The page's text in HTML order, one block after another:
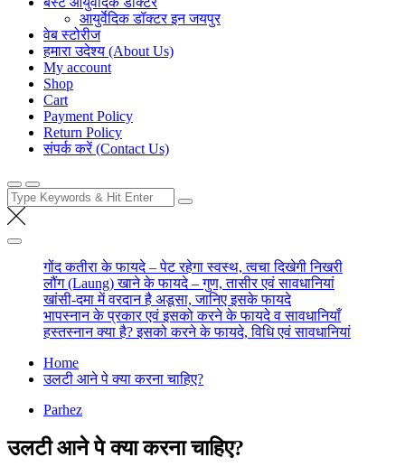
आयुर्वेदिक डॉक्टर इन जयपुर
वेब स्टोरीज
हमारा उदेश्य (About Us)
My account
Shop
Cart
Payment Policy
Return Policy
संपर्क करें (Contact Us)
Search
for:
गोंद कतीरा के फायदे – पेट रहेगा स्वस्थ, त्वचा दिखेगी निखरी
लौंग (Laung) खाने के फायदे – गुण, तासीर एवं सावधानियां
खांसी-दमा में वरदान है अडूसा, जानिए इसके फायदे
भापस्नान के प्रकार एवं इसको करने के फायदे व सावधानियाँ
हस्तस्नान क्या है? इसको करने के फायदे, विधि एवं सावधानियां
Home
उलटी आने पे क्या करना चाहिए?
Parhez
उलटी आने पे क्या करना चाहिए?